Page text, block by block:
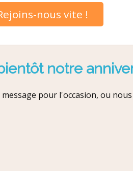
nous vite !
notre
pour l'occasion, ou